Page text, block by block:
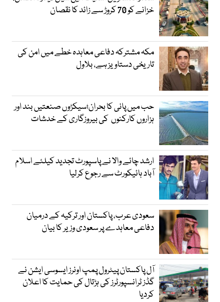
خزانے کو 70 کروڑ سے زائد کا نقصان
مکہ مشترکہ دفاعی معاہدہ خطے میں امن کی
تاریخی دستاویز ہے، بلاول
حب میں پانی کا بحران؛سیکڑوں صنعتیں بند اور
ہزاروں کارکنوں کی بیروزگاری کے خدشات
ارشد چائے والا نے پاسپورٹ تجدید کیلئے اسلام
آباد ہائیکورٹ سے رجوع کرلیا
سعودی عرب، پاکستان اور ترکیہ کے درمیان
دفاعی معاہدے پر سعودی وزیر کا بیان
آل پاکستان پیٹرول پمپ اونرز ایسوسی ایشن نے
گڈز ٹرانسپورٹرز کی ہڑتال کی حمایت کا اعلان
کردیا